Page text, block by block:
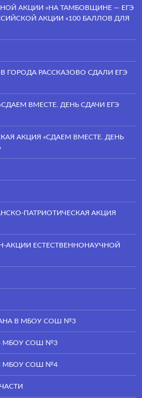
АКЦИИ «НА ТАМБОВЩИНЕ — ЕГЭ
АКЦИИ «100 БАЛЛОВ ДЛЯ
ГОРОДА РАССКАЗОВО СДАЛИ ЕГЭ
ВМЕСТЕ. ДЕНЬ СДАЧИ ЕГЭ
АКЦИЯ «СДАЕМ ВМЕСТЕ. ДЕНЬ
ПАТРИОТИЧЕСКАЯ АКЦИЯ
АКЦИИ ЕСТЕСТВЕННОНАУЧНОЙ
В МБОУ СОШ №3
В МБОУ СОШ №3
В МБОУ СОШ №4